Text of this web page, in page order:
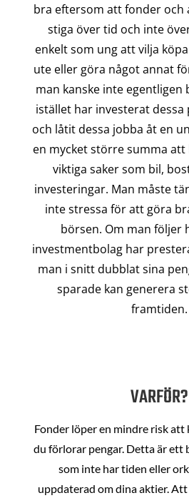
bra eftersom att fonder
stiga över tid och inte
enkelt som ung att vilja
ute eller göra något annat
man kanske inte egentligen
istället har investerat dessa
och låtit dessa jobba åt en
en mycket större summa
viktiga saker som bil,
investeringar. Man måste
inte stressa för att göra
börsen. Om man följer
investmentbolag har
man i snitt dubblat sina
sparade kan generera
framtiden.
VARFÖR?
Fonder löper en mindre risk att
du förlorar pengar. Detta är ett
som inte har tiden eller
uppdaterad om dina aktier.